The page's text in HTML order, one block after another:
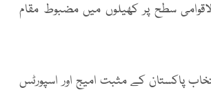
سطح پر کھیلوں میں مضبوط مقام
پاکستان کے مثبت امیج اور اسپورٹس